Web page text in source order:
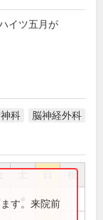
イツ五月が
科 脳神経外科
祝
す。来院前